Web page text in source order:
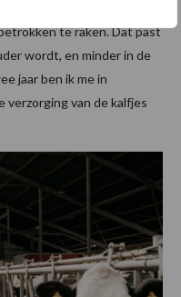
te raken. Dat past
wordt, en minder in de
jaar ben ik me in
verzorging van de kalfjes